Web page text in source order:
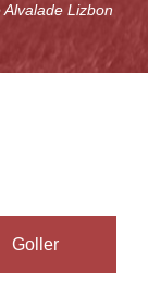
Alvalade Lizbon
Goller